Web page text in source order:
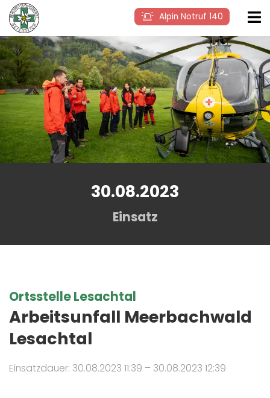
Alpin Notruf 140
30.08.2023
Einsatz
Ortsstelle Lesachtal
Arbeitsunfall Meerbachwald
Lesachtal
Einsatzdauer: 30.08.2023 11:39 – 30.08.2023 12:39